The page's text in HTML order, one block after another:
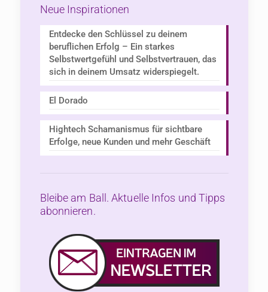
Neue Inspirationen
Entdecke den Schlüssel zu deinem
beruflichen Erfolg – Ein starkes
Selbstwertgefühl und Selbstvertrauen, das
sich in deinem Umsatz widerspiegelt.
El Dorado
Hightech Schamanismus für sichtbare
Erfolge, neue Kunden und mehr Geschäft
Bleibe am Ball. Aktuelle Infos und Tipps
abonnieren.